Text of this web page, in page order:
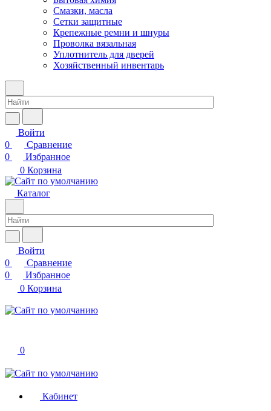
Смазки, масла
Сетки защитные
Крепежные ремни и шнуры
Проволка вязальная
Уплотнитель для дверей
Хозяйственный инвентарь
Войти
0
Сравнение
0
Избранное
0 Корзина
Каталог
Войти
0
Сравнение
0
Избранное
0 Корзина
0
Кабинет